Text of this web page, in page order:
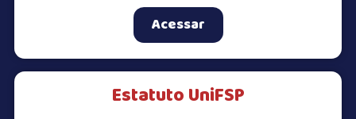
Acessar
Estatuto UniFSP